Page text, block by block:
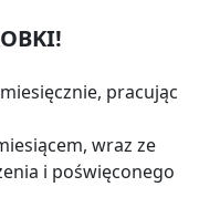
pracując
wraz ze
i poświęconego